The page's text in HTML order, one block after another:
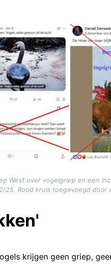
West over vogelgriep en een
25. Rood kruis toegevoegd door
krijgen geen griep,